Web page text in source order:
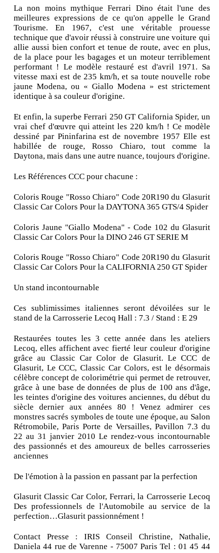
La non moins mythique Ferrari Dino était l'une des
meilleures expressions de ce qu'on appelle le Grand
Tourisme. En 1967, c'est une véritable prouesse
technique que d'avoir réussi à construire une voiture qui
allie aussi bien confort et tenue de route, avec en plus,
de la place pour les bagages et un moteur terriblement
performant ! Le modèle restauré est d'avril 1971. Sa
vitesse maxi est de 235 km/h, et sa toute nouvelle robe
jaune Modena, ou « Giallo Modena » est strictement
identique à sa couleur d'origine.
Et enfin, la superbe Ferrari 250 GT California Spider, un
vrai chef d'œuvre qui atteint les 220 km/h ! Ce modèle
dessiné par Pininfarina est de novembre 1957 Elle est
habillée de rouge, Rosso Chiaro, tout comme la
Daytona, mais dans une autre nuance, toujours d'origine.
Les Références CCC pour chacune :
Coloris Rouge "Rosso Chiaro" Code 20R190 du Glasurit
Classic Car Colors Pour la DAYTONA 365 GTS/4 Spider
Coloris Jaune "Giallo Modena" - Code 102 du Glasurit
Classic Car Colors Pour la DINO 246 GT SERIE M
Coloris Rouge "Rosso Chiaro" Code 20R190 du Glasurit
Classic Car Colors Pour la CALIFORNIA 250 GT Spider
Un stand incontournable
Ces sublimissimes italiennes seront dévoilées sur le
stand de la Carrosserie Lecoq Hall : 7.3 / Stand : E 29
Restaurées toutes les 3 cette année dans les ateliers
Lecoq, elles affichent avec fierté leur couleur d'origine
grâce au Classic Car Color de Glasurit. Le CCC de
Glasurit, Le CCC, Classic Car Colors, est le désormais
célèbre concept de colorimétrie qui permet de retrouver,
grâce à une base de données de plus de 100 ans d'âge,
les teintes d'origine des voitures anciennes, du début du
siècle dernier aux années 80 ! Venez admirer ces
monstres sacrés symboles de toute une époque, au Salon
Rétromobile, Paris Porte de Versailles, Pavillon 7.3 du
22 au 31 janvier 2010 Le rendez-vous incontournable
des passionnés et des amoureux de belles carrosseries
anciennes
De l'émotion à la passion en passant par la perfection
Glasurit Classic Car Color, Ferrari, la Carrosserie Lecoq
Des professionnels de l'Automobile au service de la
perfection…Glasurit passionnément !
Contact Presse : IRIS Conseil Christine, Nathalie,
Daniela 44 rue de Varenne - 75007 Paris Tel : 01 45 44